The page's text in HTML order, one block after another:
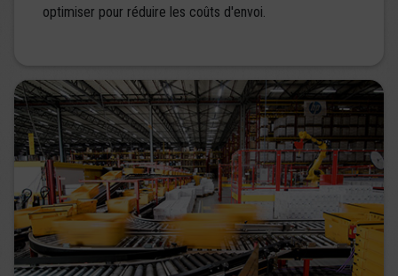
optimiser pour réduire les coûts d'envoi.